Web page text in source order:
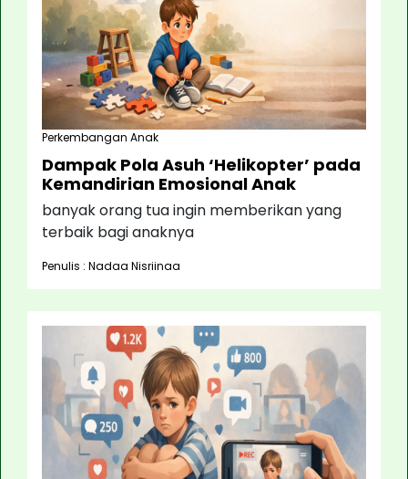
Perkembangan Anak
Dampak Pola Asuh ‘Helikopter’ pada
Kemandirian Emosional Anak
banyak orang tua ingin memberikan yang
terbaik bagi anaknya
Penulis : Nadaa Nisriinaa